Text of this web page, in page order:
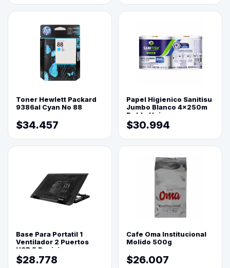
Toner Hewlett Packard
9386al Cyan No 88
$34.457
Papel Higienico Sanitisu
Jumbo Blanco 4x250m
Doble Hoja
$30.994
Base Para Portatil 1
Ventilador 2 Puertos
USB 5 Posiciones
$28.778
Cafe Oma Institucional
Molido 500g
$26.007